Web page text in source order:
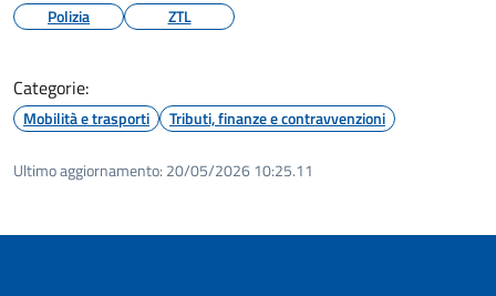
Polizia ZTL
Categorie:
Mobilità e trasporti Tributi, finanze e contravvenzioni
Ultimo aggiornamento: 20/05/2026 10:25.11